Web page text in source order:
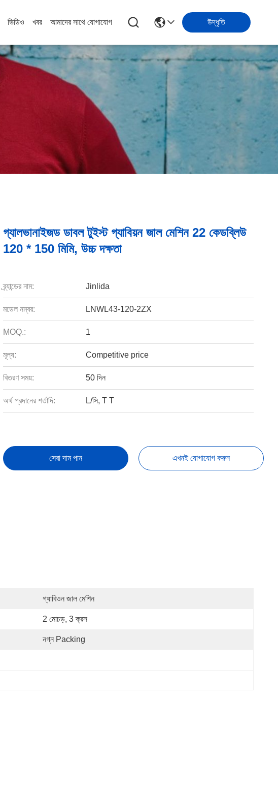
ভিডিও খবর আমাদের সাথে যোগাযোগ উদ্ধৃতি
গ্যালভানাইজড ডাবল টুইস্ট গ্যাবিয়ন জাল মেশিন 22 কেডব্লিউ
120 * 150 মিমি, উচ্চ দক্ষতা
ব্র্যান্ডের নাম: Jinlida
মডেল নম্বর: LNWL43-120-2ZX
MOQ.: 1
মূল্য: Competitive price
বিতরণ সময়: 50 দিন
অর্থ প্রদানের শর্তাদি: L/সি, T T
সেরা দাম পান এখনই যোগাযোগ করুন
গ্যাবিওন জাল মেশিন
2 মোচড়, 3 ক্রস
নগ্ন Packing